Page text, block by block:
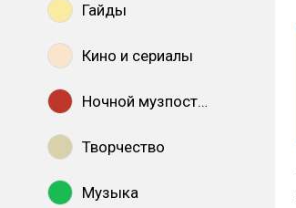
Гайды
Кино и сериалы
Ночной музпостинг
Творчество
Музыка